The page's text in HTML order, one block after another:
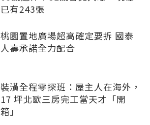
已有243張
桃園置地廣場超高確定要拆 國泰
人壽承諾全力配合
裝潢全程零探班：屋主人在海外，
17 坪北歐三房完工當天才「開
箱」